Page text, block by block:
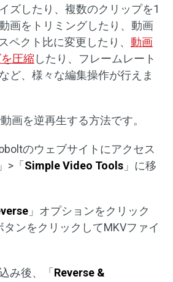
ズしたり、複数のクリップを1
画をトリミングしたり、動画
ペクト比に変更したり、 動画
圧縮したり、フレームレート
ど、様々な編集操作が行えま
画を逆再生する方法です。
のウェブサイトにアクセス
」>「 Simple Video Tools 」に移
」オプションをクリック
タンをクリックしてMKVファイ
み後、「 Reverse &